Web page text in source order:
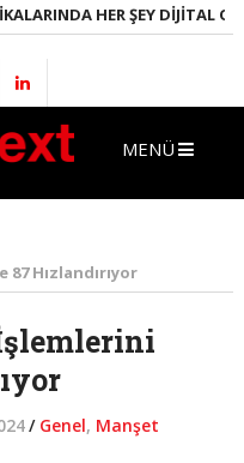
HER ŞEY DIJITAL
MENÜ
Hızlandırıyor
/ Genel, Manşet